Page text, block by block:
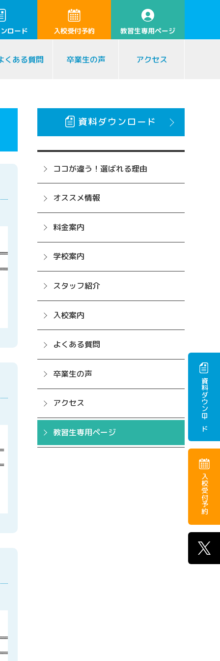
ロード 入校受付予約 教習生専用ページ
くある質問 卒業生の声 アクセス
資料ダウンロード
入校受付予約
資料ダウンロード
ココが違う！選ばれる理由
オススメ情報
料金案内
学校案内
スタッフ紹介
入校案内
よくある質問
卒業生の声
アクセス
教習生専用ページ